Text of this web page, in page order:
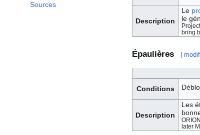
Sources
Description
Le
le
bring
Épaulières [
Conditions
Description
Les
later